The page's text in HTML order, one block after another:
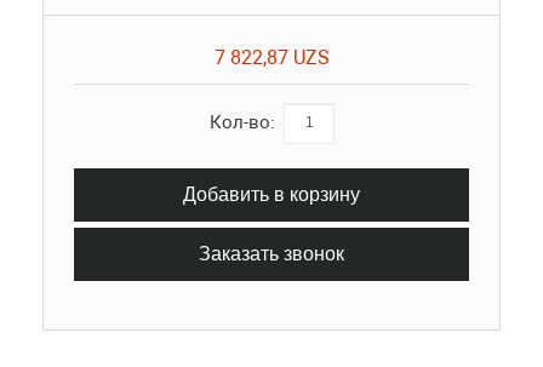
7 822,87 UZS
Кол-во:
Добавить в корзину
Заказать звонок